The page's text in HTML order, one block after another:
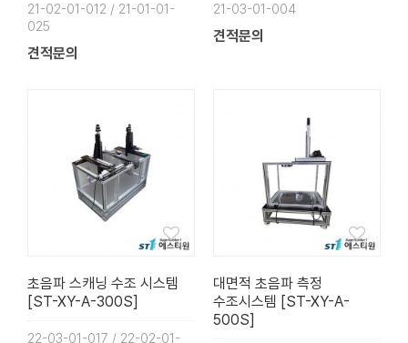
21-02-01-012 / 21-01-01-
025
견적문의
21-03-01-004
견적문의
초음파 스캐닝 수조 시스템
[ST-XY-A-300S]
22-03-01-017 / 22-02-01-
대면적 초음파 측정
수조시스템 [ST-XY-A-
500S]